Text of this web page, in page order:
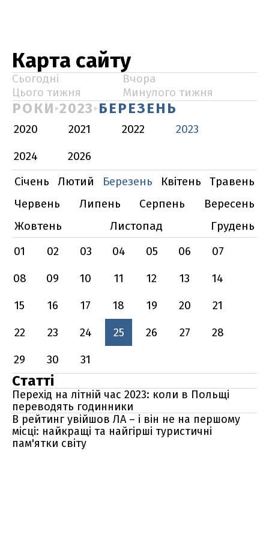
Карта сайту
Сьогодні
Вчора
Цього тижня
Минулого тижня
РОКИ 2023 БЕРЕЗЕНЬ
2020 2021 2022
2023
2024
2026
Січень
Лютий Березень Квітень
Травень
Червень
Липень Серпень
Вересень
Жовтень
Листопад
Грудень
01
02 03 04 05 06
07
08
09 10 11 12 13
14
15
16 17 18 19 20
21
22
23 24 25 26 27
28
29
30 31
Статті
Перехід на літній час 2023: коли в Польщі
переводять годинники
В рейтинг увійшов ЛА – і він не на першому
місці: найкращі та найгірші туристичні
пам'ятки світу